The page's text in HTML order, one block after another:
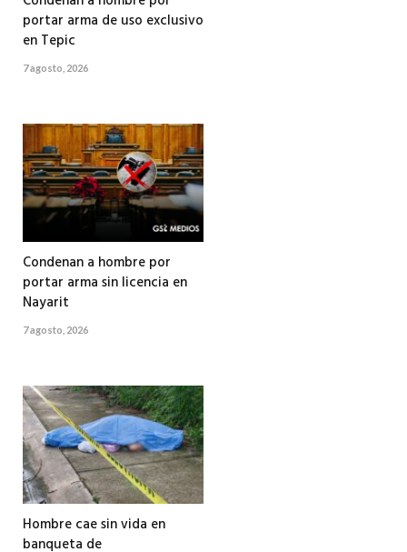
portar arma de uso exclusivo
en Tepic
7 agosto, 2026
Condenan a hombre por
portar arma sin licencia en
Nayarit
7 agosto, 2026
Hombre cae sin vida en
banqueta de